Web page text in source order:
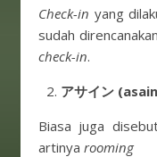
Check-in yang
sudah
check-in.
アサイン
Biasa juga
artinya rooming